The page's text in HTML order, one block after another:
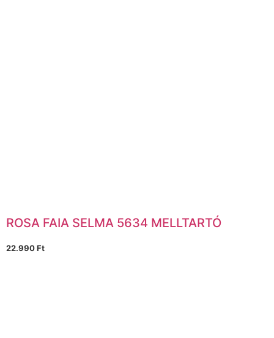
ROSA FAIA SELMA 5634 MELLTARTÓ
22.990Ft